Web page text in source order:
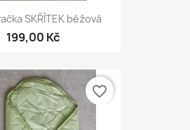
SKŘÍTEK béžová
199,00 Kč
favorite_border